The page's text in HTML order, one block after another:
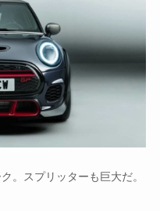
。スプリッターも巨大だ。